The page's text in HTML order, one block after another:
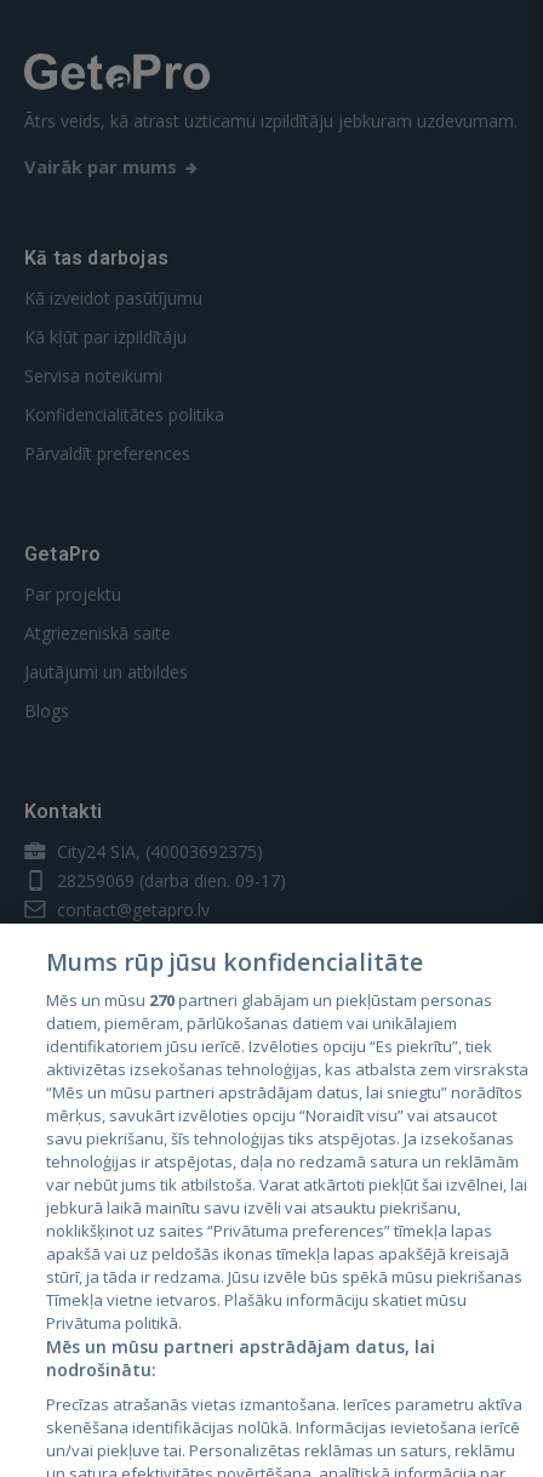
Ātrs veids, kā atrast uzticamu izpildītāju jebkuram uzdevumam.
Vairāk par mums
Kā tas darbojas
Kā izveidot pasūtījumu
Kā kļūt par izpildītāju
Servisa noteikumi
Konfidencialitātes politika
Pārvaldīt preferences
GetaPro
Par projektu
Atgriezeniskā saite
Jautājumi un atbildes
Blogs
Kontakti
City24 SIA, (40003692375)
28259069 (darba dien. 09-17)
contact@getapro.lv
Valstis
Igaunija
Latvija
Lietuva
City24.lv
City24.ee
GetaPro.lv
CVbankas.lt
Kainos.lt
Paslaugos.lt
Mums rūp jūsu konfidencialitāte
Mēs un mūsu 270partneri glabājam un piekļūstam personas
datiem, piemēram, pārlūkošanas datiem vai unikālajiem
identifikatoriem jūsu ierīcē. Izvēloties opciju “Es piekrītu”, tiek
aktivizētas izsekošanas tehnoloģijas, kas atbalsta zem virsraksta
“Mēs un mūsu partneri apstrādājam datus, lai sniegtu” norādītos
mērķus, savukārt izvēloties opciju “Noraidīt visu” vai atsaucot
savu piekrišanu, šīs tehnoloģijas tiks atspējotas. Ja izsekošanas
tehnoloģijas ir atspējotas, daļa no redzamā satura un reklāmām
var nebūt jums tik atbilstoša. Varat atkārtoti piekļūt šai izvēlnei, lai
jebkurā laikā mainītu savu izvēli vai atsauktu piekrišanu,
noklikšķinot uz saites “Privātuma preferences” tīmekļa lapas
apakšā vai uz peldošās ikonas tīmekļa lapas apakšējā kreisajā
stūrī, ja tāda ir redzama. Jūsu izvēle būs spēkā mūsu piekrišanas
Tīmekļa vietne ietvaros. Plašāku informāciju skatiet mūsu
Privātuma politikā.
Mēs un mūsu partneri apstrādājam datus, lai
nodrošinātu:
Precīzas atrašanās vietas izmantošana. Ierīces parametru aktīva
skenēšana identifikācijas nolūkā. Informācijas ievietošana ierīcē
un/vai piekļuve tai. Personalizētas reklāmas un saturs, reklāmu